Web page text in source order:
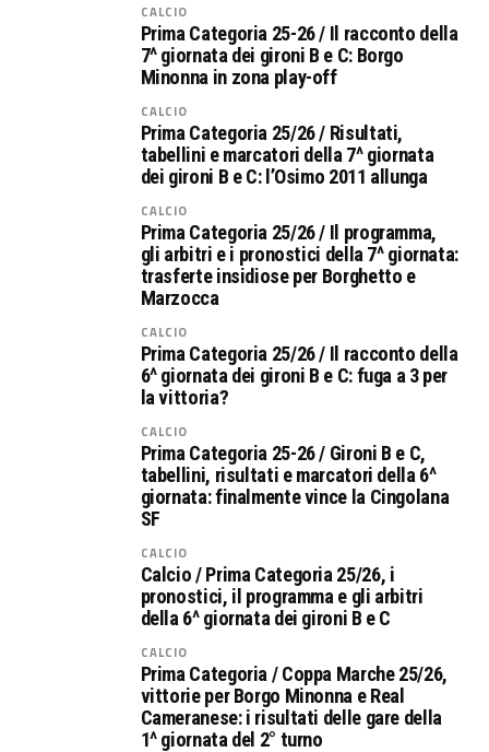
CALCIO
Prima Categoria 25-26 / Il racconto della
7^ giornata dei gironi B e C: Borgo
Minonna in zona play-off
CALCIO
Prima Categoria 25/26 / Risultati,
tabellini e marcatori della 7^ giornata
dei gironi B e C: l’Osimo 2011 allunga
CALCIO
Prima Categoria 25/26 / Il programma,
gli arbitri e i pronostici della 7^ giornata:
trasferte insidiose per Borghetto e
Marzocca
CALCIO
Prima Categoria 25/26 / Il racconto della
6^ giornata dei gironi B e C: fuga a 3 per
la vittoria?
CALCIO
Prima Categoria 25-26 / Gironi B e C,
tabellini, risultati e marcatori della 6^
giornata: finalmente vince la Cingolana
SF
CALCIO
Calcio / Prima Categoria 25/26, i
pronostici, il programma e gli arbitri
della 6^ giornata dei gironi B e C
CALCIO
Prima Categoria / Coppa Marche 25/26,
vittorie per Borgo Minonna e Real
Cameranese: i risultati delle gare della
1^ giornata del 2° turno